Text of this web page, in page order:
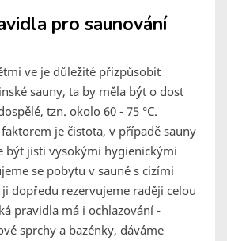
pro saunování
ve je důležité přizpůsobit
sauny, ta by měla být o dost
tzn. okolo 60 - 75 °C.
je čistota, v případě sauny
být jisti vysokými hygienickými
se pobytu v sauně s cizími
dopředu rezervujeme raději celou
pravidla má i ochlazování -
sprchy a bazénky, dáváme